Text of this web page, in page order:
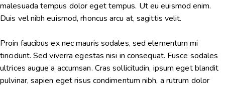
malesuada tempus dolor eget tempus. Ut eu euismod enim.
Duis vel nibh euismod, rhoncus arcu at, sagittis velit.
Proin faucibus ex nec mauris sodales, sed elementum mi
tincidunt. Sed viverra egestas nisi in consequat. Fusce sodales
ultrices augue a accumsan. Cras sollicitudin, ipsum eget blandit
pulvinar, sapien eget risus condimentum nibh, a rutrum dolor